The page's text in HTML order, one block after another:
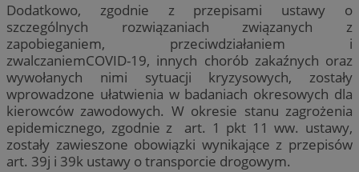
Dodatkowo, zgodnie z przepisami ustawy o
szczególnych rozwiązaniach związanych z
zapobieganiem, przeciwdziałaniem i
zwalczaniemCOVID-19, innych chorób zakaźnych oraz
wywołanych nimi sytuacji kryzysowych, zostały
wprowadzone ułatwienia w badaniach okresowych dla
kierowców zawodowych. W okresie stanu zagrożenia
epidemicznego, zgodnie z art. 1 pkt 11 ww. ustawy,
zostały zawieszone obowiązki wynikające z przepisów
art. 39j i 39k ustawy o transporcie drogowym.